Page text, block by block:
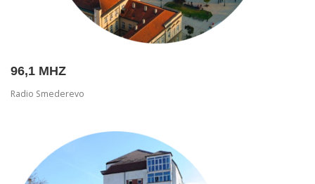
CENOVNIK BAT RADIO 100.6MHZ KONTAKT
96,1 MHZ
Radio Smederevo